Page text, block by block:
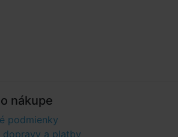
nákupe
podmienky
dopravy a platby